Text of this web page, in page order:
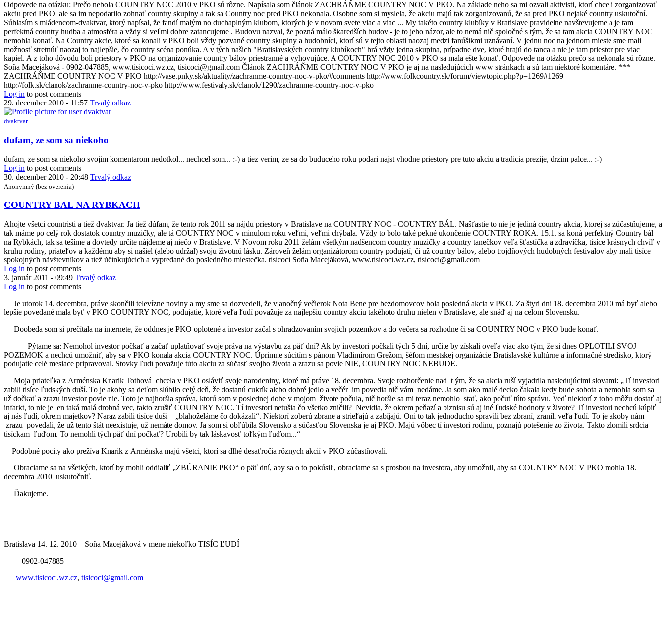
Odpovede na otázku: Prečo nebola COUNTRY NOC 2010 v PKO sú rôzne. Napísala som článok ZACHRÁŇME COUNTRY NOC V PKO. Na základe neho sa mi ozvali aktivisti, ktorí chceli zorganizovať
akciu pred PKO, ale sa im nepodarilo zohnať country skupiny a tak sa Country noc pred PKO nekonala. Osobne som si myslela, že akciu majú tak zorganizovanú, že sa pred PKO nejaké country uskutoční.
Súhlasím s mládencom-dvaktvar, ktorý napísal, že fandí malým no duchaplným klubom, ktorých je v novom svete viac a viac ... My takéto country klubíky v Bratislave pravidelne navštevujeme a je tam
perfektná country hudba a atmosféra a vždy si veľmi dobre zatancujeme . Budovu nazval, že pozná málo škaredších budov - je to jeho názor, ale to nemá nič spoločné s tým, že sa tam akcia COUNTRY NOC
nemohla konať. Na Country akcie, ktoré sa konali v PKO boli vždy pozvané country skupiny a hudobníci, ktorí sú v tejto oblasti naozaj medzi fanúšikmi uznávaní. V jednu noc na jednom mieste sme mali
možnosť stretnúť naozaj to najlepšie, čo country scéna ponúka. A v tých našich "Bratislavských country klubíkoch" hrá vždy jedna skupina, prípadne dve, ktoré hrajú do tanca a nie je tam priestor pre viac
kapiel. A z toho dôvodu boli priestory v PKO na organizovanie country bálov priestranné a vyhovujúce. A COUNTRY NOC 2010 v PKO sa mala ešte konať. Odpovede na otázku prečo sa nekonala sú rôzne.
Soňa Macejáková - 0902-047885, www.tisicoci.wz.cz, tisicoci@gmail.com Článok ZACHRÁŇME COUNTRY NOC V PKO je aj na nasledujúcich www stránkach a sú tam niektoré komentáre. ***
ZACHRÁŇME COUNTRY NOC V PKO http://vase.pnky.sk/aktuality/zachranme-country-noc-v-pko/#comments http://www.folkcountry.sk/forum/viewtopic.php?p=1269#1269
http://folk.sk/clanok/zachranme-country-noc-v-pko http://www.festivaly.sk/clanok/1290/zachranme-country-noc-v-pko
Log in to post comments
29. december 2010 - 11:57 Trvalý odkaz
dvaktvar
dufam, ze som sa niekoho
dufam, ze som sa niekoho svojim komentarom nedotkol... nechcel som... :-) a tiez verim, ze sa do buduceho roku podari najst vhodne priestory pre tuto akciu a tradicia prezije, drzim palce... :-)
Log in to post comments
30. december 2010 - 20:48 Trvalý odkaz
Anonymný (bez overenia)
COUNTRY BAL NA RYBKACH
Ahojte všetci countristi a tiež dvaktvar. Ja tiež dúfam, že tento rok 2011 sa nájdu priestory v Bratislave na COUNTRY NOC - COUNTRY BÁL. Našťastie to nie je jediná country akcia, ktorej sa zúčastňujeme, a
tak máme po celý rok dostatok country muzičky, ale tá COUNTRY NOC v minulom roku veľmi, veľmi chýbala. Vždy to bolo také pekné ukončenie COUNTRY ROKA. 15.1. sa koná perfektný Country bál
na Rybkách, tak sa tešíme a dovtedy určite nájdeme aj niečo v Bratislave. V Novom roku 2011 želám všetkým nadšencom country muzičky a country tanečkov veľa šťastíčka a zdravíčka, tisíce krásnych chvíľ v
kruhu rodiny, priateľov a každému aby si našiel (alebo udržal) svoju životnú lásku. Zároveň želám organizátorom country podujatí, či už country bálov, alebo trojdňových hudobných festivalov aby mali tisíce
spokojných návštevníkov a tiež účinkujúcich a vypredané do posledného miestečka. tisicoci Soňa Macejáková, www.tisicoci.wz.cz, tisicoci@gmail.com
Log in to post comments
3. január 2011 - 09:49 Trvalý odkaz
Log in to post comments
Je utorok 14. decembra, práve skončili televízne noviny a my sme sa dozvedeli, že vianočný večierok Nota Bene pre bezdomovcov bola posledná akcia v PKO. Za štyri dni 18. decembra 2010 má byť alebo
lepšie povedané mala byť v PKO COUNTRY NOC, podujatie, ktoré veľa ľudí považuje za najlepšiu country akciu takéhoto druhu nielen v Bratislave, ale snáď aj na celom Slovensku.
Doobeda som si prečítala na internete, že oddnes je PKO oplotené a investor začal s ohradzovaním svojich pozemkov a do večera sa rozhodne či sa COUNTRY NOC v PKO bude konať.
Pýtame sa: Nemohol investor počkať a začať uplatňovať svoje práva na výstavbu za päť dní? Ak by investori počkali tých 5 dní, určite by získali oveľa viac ako tým, že si dnes OPLOTILI SVOJ
POZEMOK a nechcú umožniť, aby sa v PKO konala akcia COUNTRY NOC. Úprimne súcitím s pánom Vladimírom Grežom, šéfom mestskej organizácie Bratislavské kultúrne a informačné stredisko, ktorý
podujatie celé mesiace pripravoval. Stovky ľudí považuje túto akciu za súčasť svojho života a zrazu sa povie NIE, COUNTRY NOC NEBUDE.
Moja priateľka z Arménska Knarik Tothová chcela v PKO osláviť svoje narodeniny, ktoré má práve 18. decembra. Svoje rozhorčenie nad t ým, že sa akcia ruší vyjadrila nasledujúcimi slovami: „Tí investori
zabili tisíce ľudských duší. To je akoby sa deťom slúbilo celý deň, že dostanú cukrík alebo dobré jedlo a večér im povedia nič vám nedáme. Ja som ako malé decko čakala kedy bude sobota a nemohla som sa
už dočkať a zrazu investor povie nie. Toto je najhoršia správa, ktorú som v poslednej dobe v mojom živote počula, nič horšie sa mi teraz nemohlo stať, ako počuť túto správu. Veď niektorí z toho môžu dostať aj
infarkt, to nie je len taká malá drobná vec, takto zrušiť COUNTRY NOC. Tí investori netušia čo všetko zničili? Nevidia, že okrem peňazí a biznisu sú aj iné ľudské hodnoty v živote? Tí investori nechcú kúpiť
aj nás ľudí, okrem majetkov? Naraz zabili tisíce duší – „blahoželáme čo dokázali“. Niektorí zoberú zbrane a strieľajú a zabíjajú. Oni to tak jednoducho spravili bez zbraní, zranili veľa ľudí. To je akoby nám
zrazu povedali, že už tento štát neexistuje, už nemáte domov. Ja som si obľúbila Slovensko a súčasťou Slovenska je aj PKO. Majú vôbec tí investori rodinu, poznajú potešenie zo života. Takto zlomili srdcia
tisíckam ľuďom. To nemohli tých päť dní počkať? Urobili by tak láskavosť toľkým ľuďom...“
Podobné pocity ako prežíva Knarik z Arménska majú všetci, ktorí sa dlhé desaťročia rôznych akcií v PKO zúčastňovali.
Obraciame sa na všetkých, ktorí by mohli oddialiť „ZBÚRANIE PKO“ o päť dní, aby sa o to pokúsili, obraciame sa s prosbou na investora, aby umožnil, aby sa COUNTRY NOC V PKO mohla 18.
decembra 2010 uskutočniť.
Ďakujeme.
Bratislava 14. 12. 2010
Soňa Macejáková v mene niekoľko TISÍC ĽUDÍ
0902-047885
www.tisicoci.wz.cz, tisicoci@gmail.com